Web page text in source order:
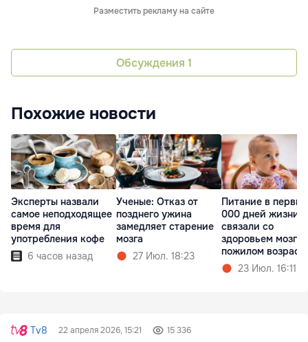
Разместить рекламу на сайте
Обсуждения 1
Похожие новости
Эксперты назвали
самое неподходящее
время для
употребления кофе
6 часов назад
Ученые: Отказ от
позднего ужина
замедляет старение
мозга
27 Июл. 18:23
Питание в первые
000 дней жизни
связали со
здоровьем мозга
пожилом
23 Июл. 16:11
Tv8 22 апреля 2026, 15:21 15 336